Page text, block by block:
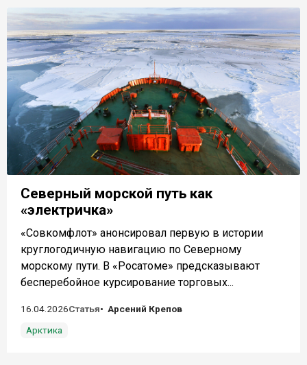
Северный морской путь как
«электричка»
«Совкомфлот» анонсировал первую в истории
круглогодичную навигацию по Северному
морскому пути. В «Росатоме» предсказывают
бесперебойное курсирование торговых...
16.04.2026Статья
Арсений Крепов
Арктика